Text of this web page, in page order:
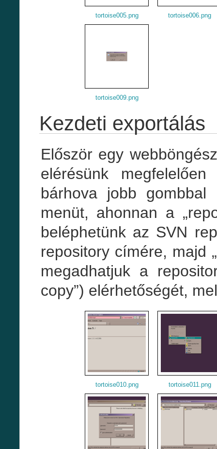
tortoise005.png tortoise006.png
tortoise009.png
Kezdeti exportálás
Először egy
elérésünk
bárhova jobb gombbal
menüt, ahonnan a
beléphetünk az SVN
repository címére, majd
megadhatjuk a
copy”) elérhetőségét,
tortoise010.png tortoise011.png